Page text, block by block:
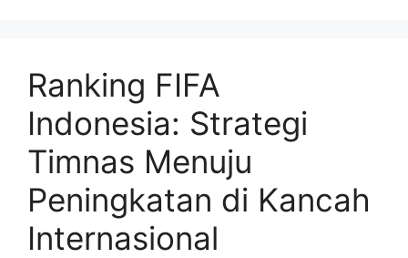
Ranking FIFA
Indonesia: Strategi
Timnas Menuju
Peningkatan di Kancah
Internasional